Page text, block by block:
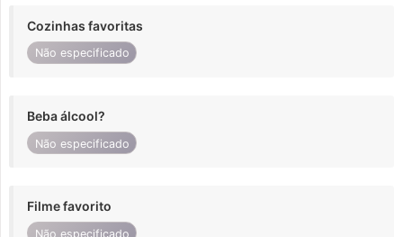
Cozinhas favoritas
Não especificado
Beba álcool?
Não especificado
Filme favorito
Não especificado